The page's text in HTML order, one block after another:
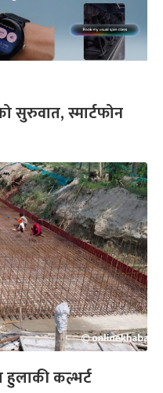
सुरुवात, स्मार्टफोन
हुलाकी कल्भर्ट